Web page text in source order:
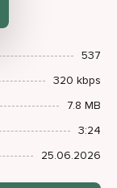
537
320 kbps
7.8 MB
3:24
25.06.2026